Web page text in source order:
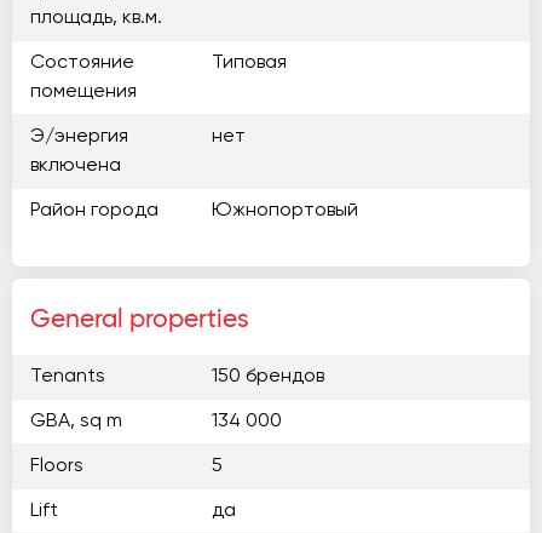
площадь, кв.м.
Состояние
помещения
Типовая
Э/энергия
включена
нет
Район города Южнопортовый
General properties
Tenants 150 брендов
GBA, sq m 134 000
Floors 5
Lift да